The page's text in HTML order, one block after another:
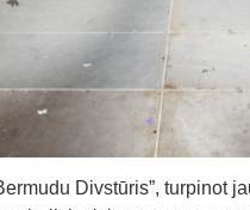
Divstūris”, turpinot